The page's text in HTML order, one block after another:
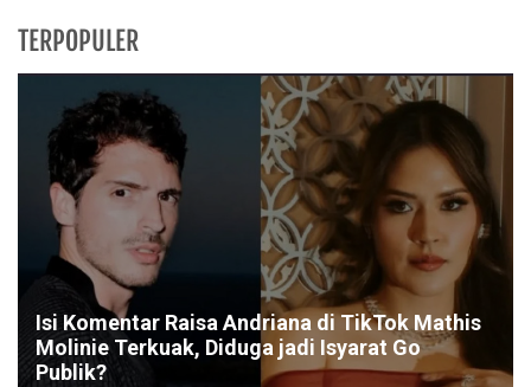
TERPOPULER
Isi Komentar Raisa Andriana di TikTok Mathis
Molinie Terkuak, Diduga jadi Isyarat Go
Publik?